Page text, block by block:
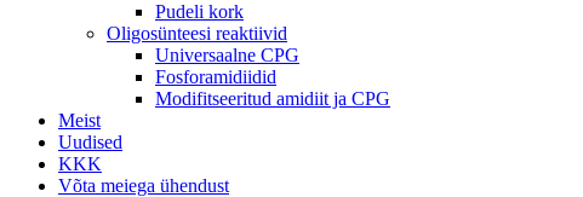
Pudeli kork
Oligosünteesi reaktiivid
Universaalne CPG
Fosforamidiidid
Modifitseeritud amidiit ja CPG
Meist
Uudised
KKK
Võta meiega ühendust